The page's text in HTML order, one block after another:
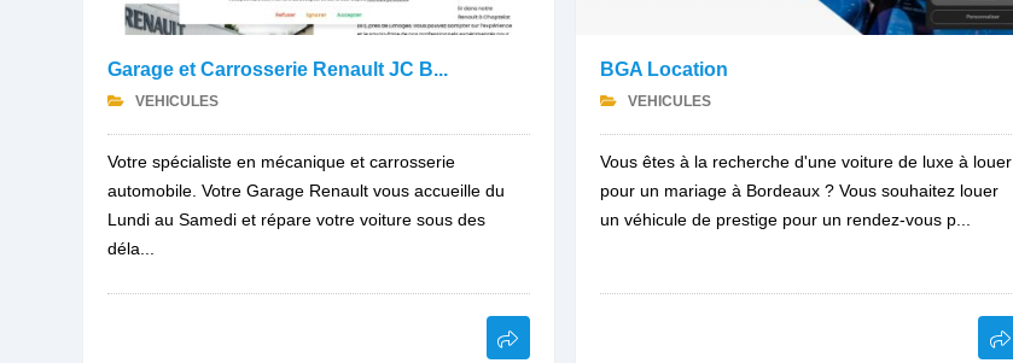
Garage et Carrosserie Renault JC B...
VEHICULES
Votre spécialiste en mécanique et carrosserie
automobile. Votre Garage Renault vous accueille du
Lundi au Samedi et répare votre voiture sous des
déla...
BGA Location
VEHICULES
Vous êtes à la recherche d'une voiture de luxe à louer
pour un mariage à Bordeaux ? Vous souhaitez louer
un véhicule de prestige pour un rendez-vous p...